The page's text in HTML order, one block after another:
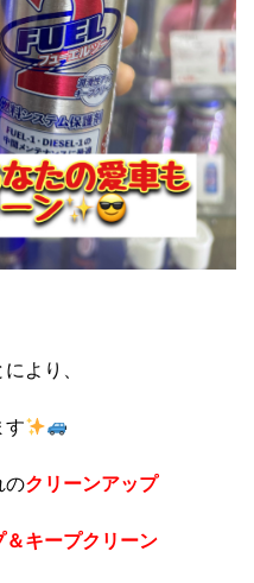
より、
す
のクリーンアップ
キープクリーン